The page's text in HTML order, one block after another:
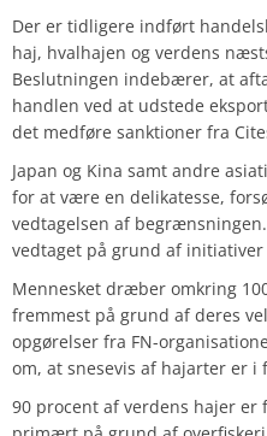
Der er tidligere indført
haj, hvalhajen og verdens
Beslutningen indebærer, at
handlen ved at udstede
det medføre sanktioner fra
Japan og Kina samt andre
for at være en delikatesse,
vedtagelsen af
vedtaget på grund af initiativer
Mennesket dræber omkring
fremmest på grund af deres
opgørelser fra FN-
om, at snesevis af hajarter er
90 procent af verdens hajer er